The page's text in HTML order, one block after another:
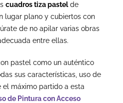
cuadros tiza pastelde
lugar plano y cubiertos con
de no apilar varias obras
entre ellas.
pastel como un auténtico
sus características, uso de
máximo partido a esta
de Pintura con Acceso